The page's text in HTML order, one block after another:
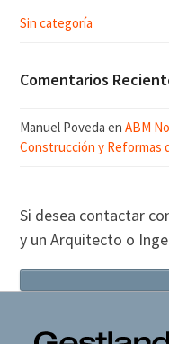
Sin categoría
Comentarios
Manuel Poveda enABM
Construcción y Reformas
Si desea contactar
y un Arquitecto o